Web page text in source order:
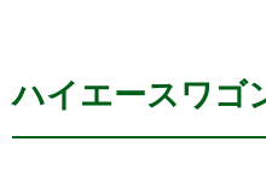
ハイエースワゴ